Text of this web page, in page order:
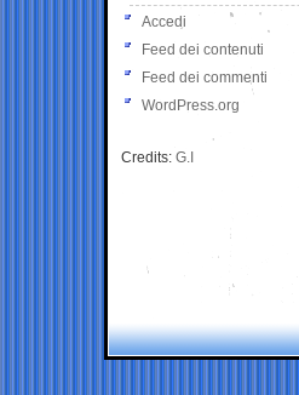
Accedi
Feed dei contenuti
Feed dei commenti
WordPress.org
Credits: G.I